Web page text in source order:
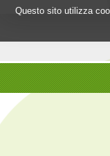
Questo sito utilizza